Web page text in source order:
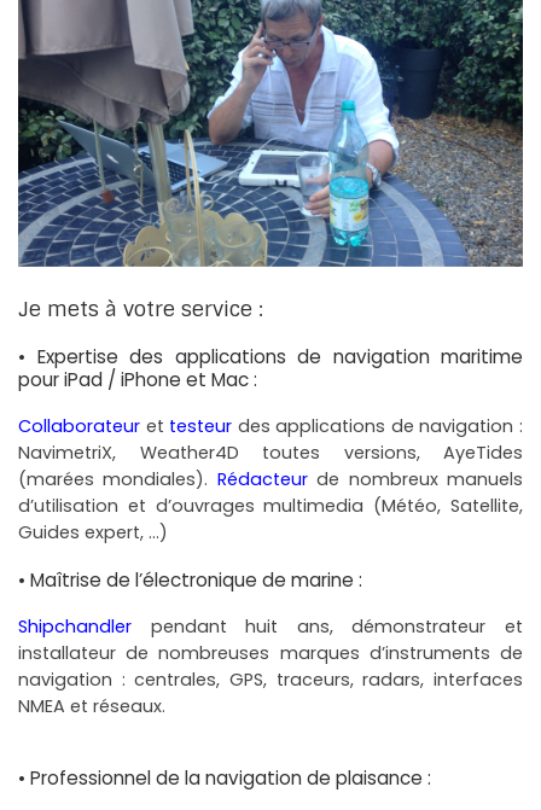
Je mets à votre service :
• Expertise des applications de navigation maritime
pour iPad / iPhone et Mac :
Collaborateur et testeur des applications de navigation :
NavimetriX, Weather4D toutes versions, AyeTides
(marées mondiales). Rédacteurde nombreux manuels
d’utilisation et d’ouvrages multimedia (Météo, Satellite,
Guides expert, …)
• Maîtrise de l’électronique de marine :
Shipchandler pendant huit ans, démonstrateur et
installateur de nombreuses marques d’instruments de
navigation : centrales, GPS, traceurs, radars, interfaces
NMEA et réseaux.
• Professionnel de la navigation de plaisance :